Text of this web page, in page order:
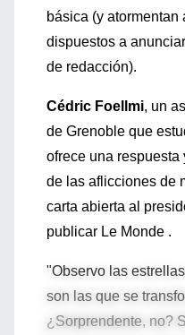
básica (y atormentan
dispuestos a
de redacción).
Cédric Foellmi, un
de Grenoble que
ofrece una respuesta
de las aflicciones de
carta abierta al
publicar Le Monde .
"Observo las
son las que se
¿Sorprendente, no?